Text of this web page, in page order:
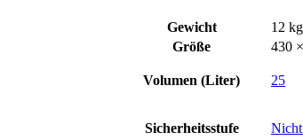
Gewicht
12 kg
Größe
430
Volumen (Liter) 25
Sicherheitsstufe